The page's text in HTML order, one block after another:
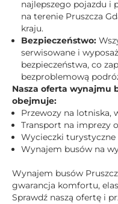
najlepszego pojazdu i
na terenie Pruszcza
kraju.
Bezpieczeństwo:
serwisowane i
bezpieczeństwa, co
bezproblemową
Nasza oferta wynajmu
obejmuje:
Przewozy na lotniska,
Transport na imprezy
Wycieczki
Wynajem busów na
Wynajem busów
gwarancja komfortu,
Sprawdź naszą ofertę i